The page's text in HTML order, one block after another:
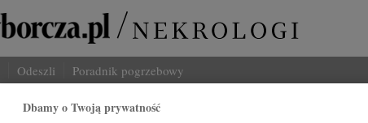
Odeszli Poradnik pogrzebowy
Dbamy o Twoją prywatność